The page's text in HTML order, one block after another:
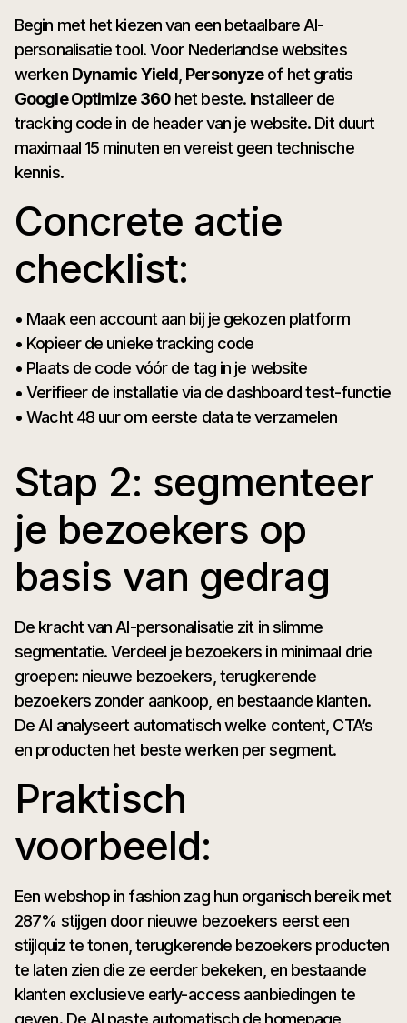
Begin met het kiezen van een betaalbare AI-
personalisatie tool. Voor Nederlandse websites
werken Dynamic Yield Personyzeof het gratis
Google Optimize 360het beste. Installeer de
tracking code in de header van je website. Dit duurt
maximaal 15 minuten en vereist geen technische
kennis.
Concrete actie
checklist:
• Maak een account aan bij je gekozen platform
• Kopieer de unieke tracking code
• Plaats de code vóór de tag in je website
• Verifieer de installatie via de dashboard test-functie
• Wacht 48 uur om eerste data te verzamelen
Stap 2: segmenteer
je bezoekers op
basis van gedrag
De kracht van AI-personalisatie zit in slimme
segmentatie. Verdeel je bezoekers in minimaal drie
groepen: nieuwe bezoekers, terugkerende
bezoekers zonder aankoop, en bestaande klanten.
De AI analyseert automatisch welke content, CTA’s
en producten het beste werken per segment.
Praktisch
voorbeeld:
Een webshop in fashion zag hun organisch bereik met
287% stijgen door nieuwe bezoekers eerst een
stijlquiz te tonen, terugkerende bezoekers producten
te laten zien die ze eerder bekeken, en bestaande
klanten exclusieve early-access aanbiedingen te